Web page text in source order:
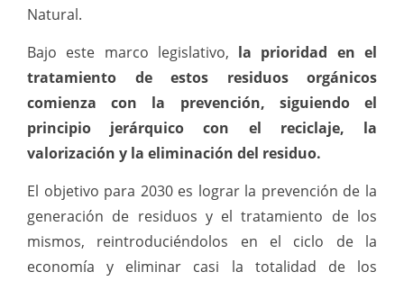
Natural.
Bajo este marco legislativo, la prioridad en el
tratamiento de estos residuos orgánicos
comienza con la prevención, siguiendo el
principio jerárquico con el reciclaje, la
valorización y la eliminación del residuo.
El objetivo para 2030 es lograr la prevención de la
generación de residuos y el tratamiento de los
mismos, reintroduciéndolos en el ciclo de la
economía y eliminar casi la totalidad de los